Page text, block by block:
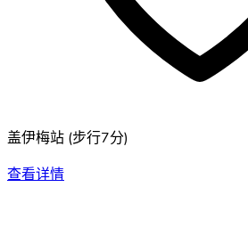
盖伊梅站 (步行7分)
查看详情